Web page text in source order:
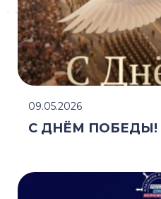
С ДНЁМ ПОБЕДЫ!
09.05.2026